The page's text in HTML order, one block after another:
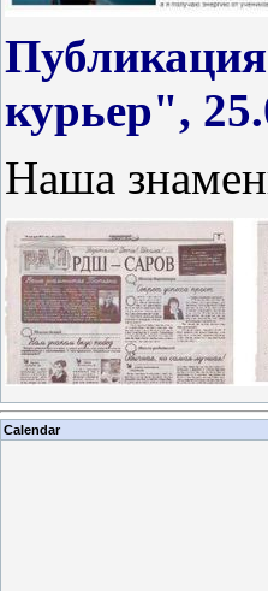
курьер",
Наша
Calendar